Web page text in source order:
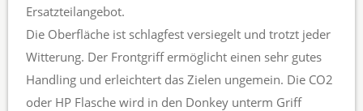
Ersatzteilangebot.
Die Oberfläche ist schlagfest versiegelt und trotzt jeder
Witterung. Der Frontgriff ermöglicht einen sehr gutes
Handling und erleichtert das Zielen ungemein. Die CO2
oder HP Flasche wird in den Donkey unterm Griff